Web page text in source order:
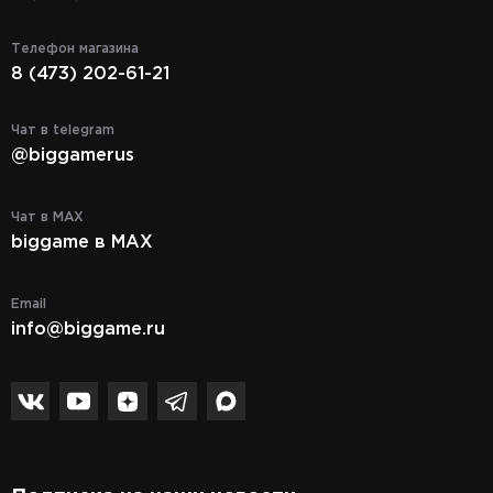
Телефон магазина
8 (473) 202-61-21
Чат в telegram
@biggamerus
Чат в MAX
biggame в MAX
Email
info@biggame.ru